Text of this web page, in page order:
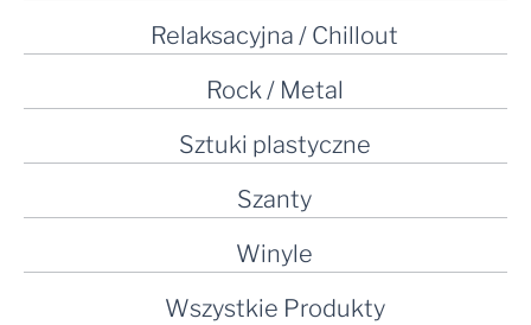
Relaksacyjna / Chillout
Rock / Metal
Sztuki plastyczne
Szanty
Winyle
Wszystkie Produkty